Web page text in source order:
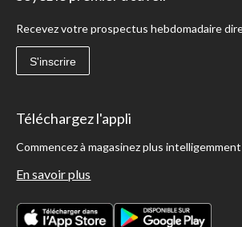
Recevez votre prospectus hebdomadaire
S'inscrire
Téléchargez l'appli
Commencez à magasinez plus intelligemment
En savoir plus